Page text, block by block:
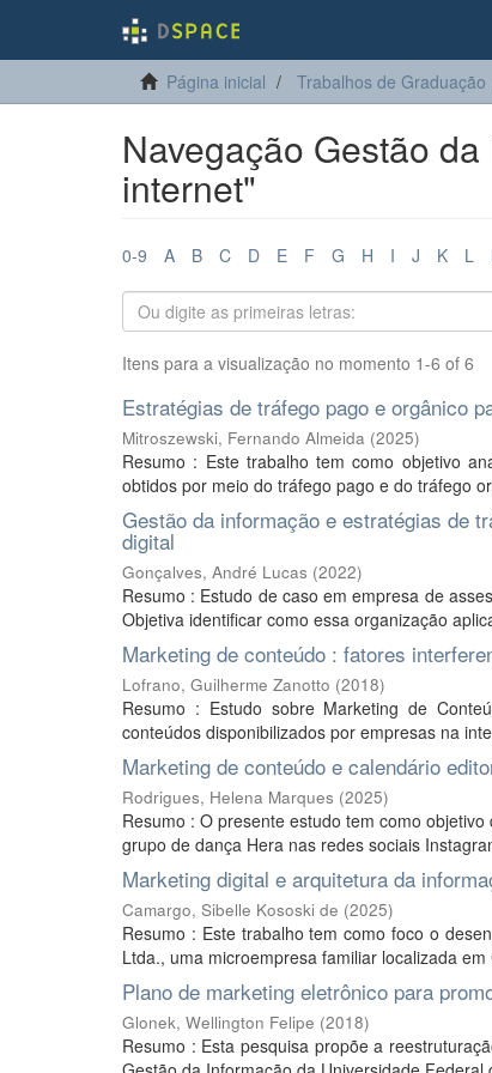
Página inicial Trabalhos de Graduação
Navegação Gestão
internet"
0-9 A B C D E F G H I J K L
Itens para a visualização no momento 1-6 of 6
Estratégias de tráfego pago e orgânico
Mitroszewski, Fernando Almeida (2025)
Resumo : Este trabalho tem como objetivo
obtidos por meio do tráfego pago e do tráfego
Gestão da informação e estratégias de
digital
Gonçalves, André Lucas (2022)
Resumo : Estudo de caso em empresa de
Objetiva identificar como essa organização
Marketing de conteúdo : fatores
Lofrano, Guilherme Zanotto (2018)
Resumo : Estudo sobre Marketing de
conteúdos disponibilizados por empresas na
Marketing de conteúdo e calendário
Rodrigues, Helena Marques (2025)
Resumo : O presente estudo tem como
grupo de dança Hera nas redes sociais
Marketing digital e arquitetura da
Camargo, Sibelle Kososki de (2025)
Resumo : Este trabalho tem como foco o
Ltda., uma microempresa familiar localizada
Plano de marketing eletrônico para
Glonek, Wellington Felipe (2018)
Resumo : Esta pesquisa propõe a